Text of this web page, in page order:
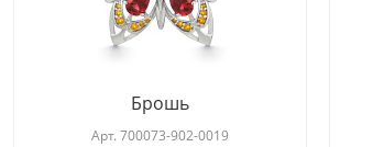
Брошь
Арт. 700073-902-0019